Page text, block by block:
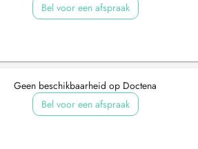
Bel voor een afspraak
Geen beschikbaarheid op Doctena
Bel voor een afspraak